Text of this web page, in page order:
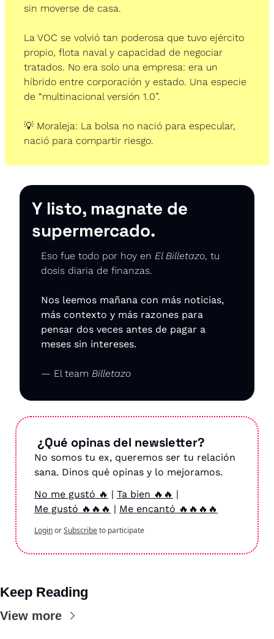
sin moverse de casa.
La VOC se volvió tan poderosa que tuvo ejército
propio, flota naval y capacidad de negociar
tratados. No era solo una empresa: era un
híbrido entre corporación y estado. Una especie
de “multinacional versión 1.0”.
💡 Moraleja: La bolsa no nació para especular,
nació para compartir riesgo.
Y listo, magnate de
supermercado.
Eso fue todo por hoy en El Billetazo, tu
dosis diaria de finanzas.
Nos leemos mañana con más noticias,
más contexto y más razones para
pensar dos veces antes de pagar a
meses sin intereses.
— El team Billetazo
¿Qué opinas del newsletter?
No somos tu ex, queremos ser tu relación
sana. Dinos qué opinas y lo mejoramos.
No me gustó 🔥 | Ta bien 🔥🔥 |
Me gustó 🔥🔥🔥 | Me encantó 🔥🔥🔥🔥
LoginorSubscribeto participate
Keep Reading
View more